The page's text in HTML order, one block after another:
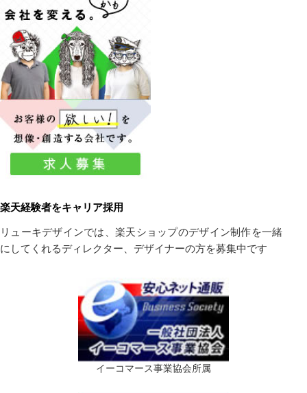
楽天経験者をキャリア採用
リューキデザインでは、楽天ショップのデザイン制作を一緒
にしてくれるディレクター、デザイナーの方を募集中です
イーコマース事業協会所属